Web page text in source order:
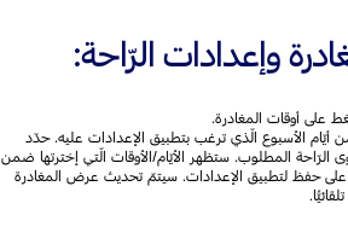
وإعدادات الرّاحة:
أيّام الأسبوع الّذي ترغب بتطبيق الإعدادات عليه. حدّد
الرّاحة المطلوب. ستظهر الأيّام/الأوقات الّتي إخترتها ضمن
على حفظ لتطبيق الإعدادات. سيتمّ تحديث عرض المغادرة